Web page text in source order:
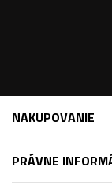
NAKUPOVANIE
PRÁVNE